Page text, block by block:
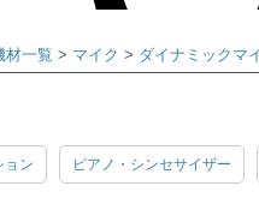
材一覧 マイク ダイナミックマ
ョン ピアノ・シンセサイザー